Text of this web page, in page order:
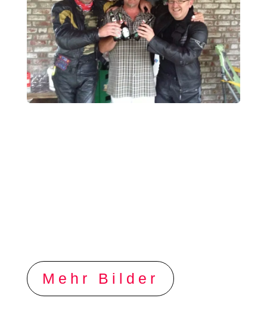
Mehr Bilder